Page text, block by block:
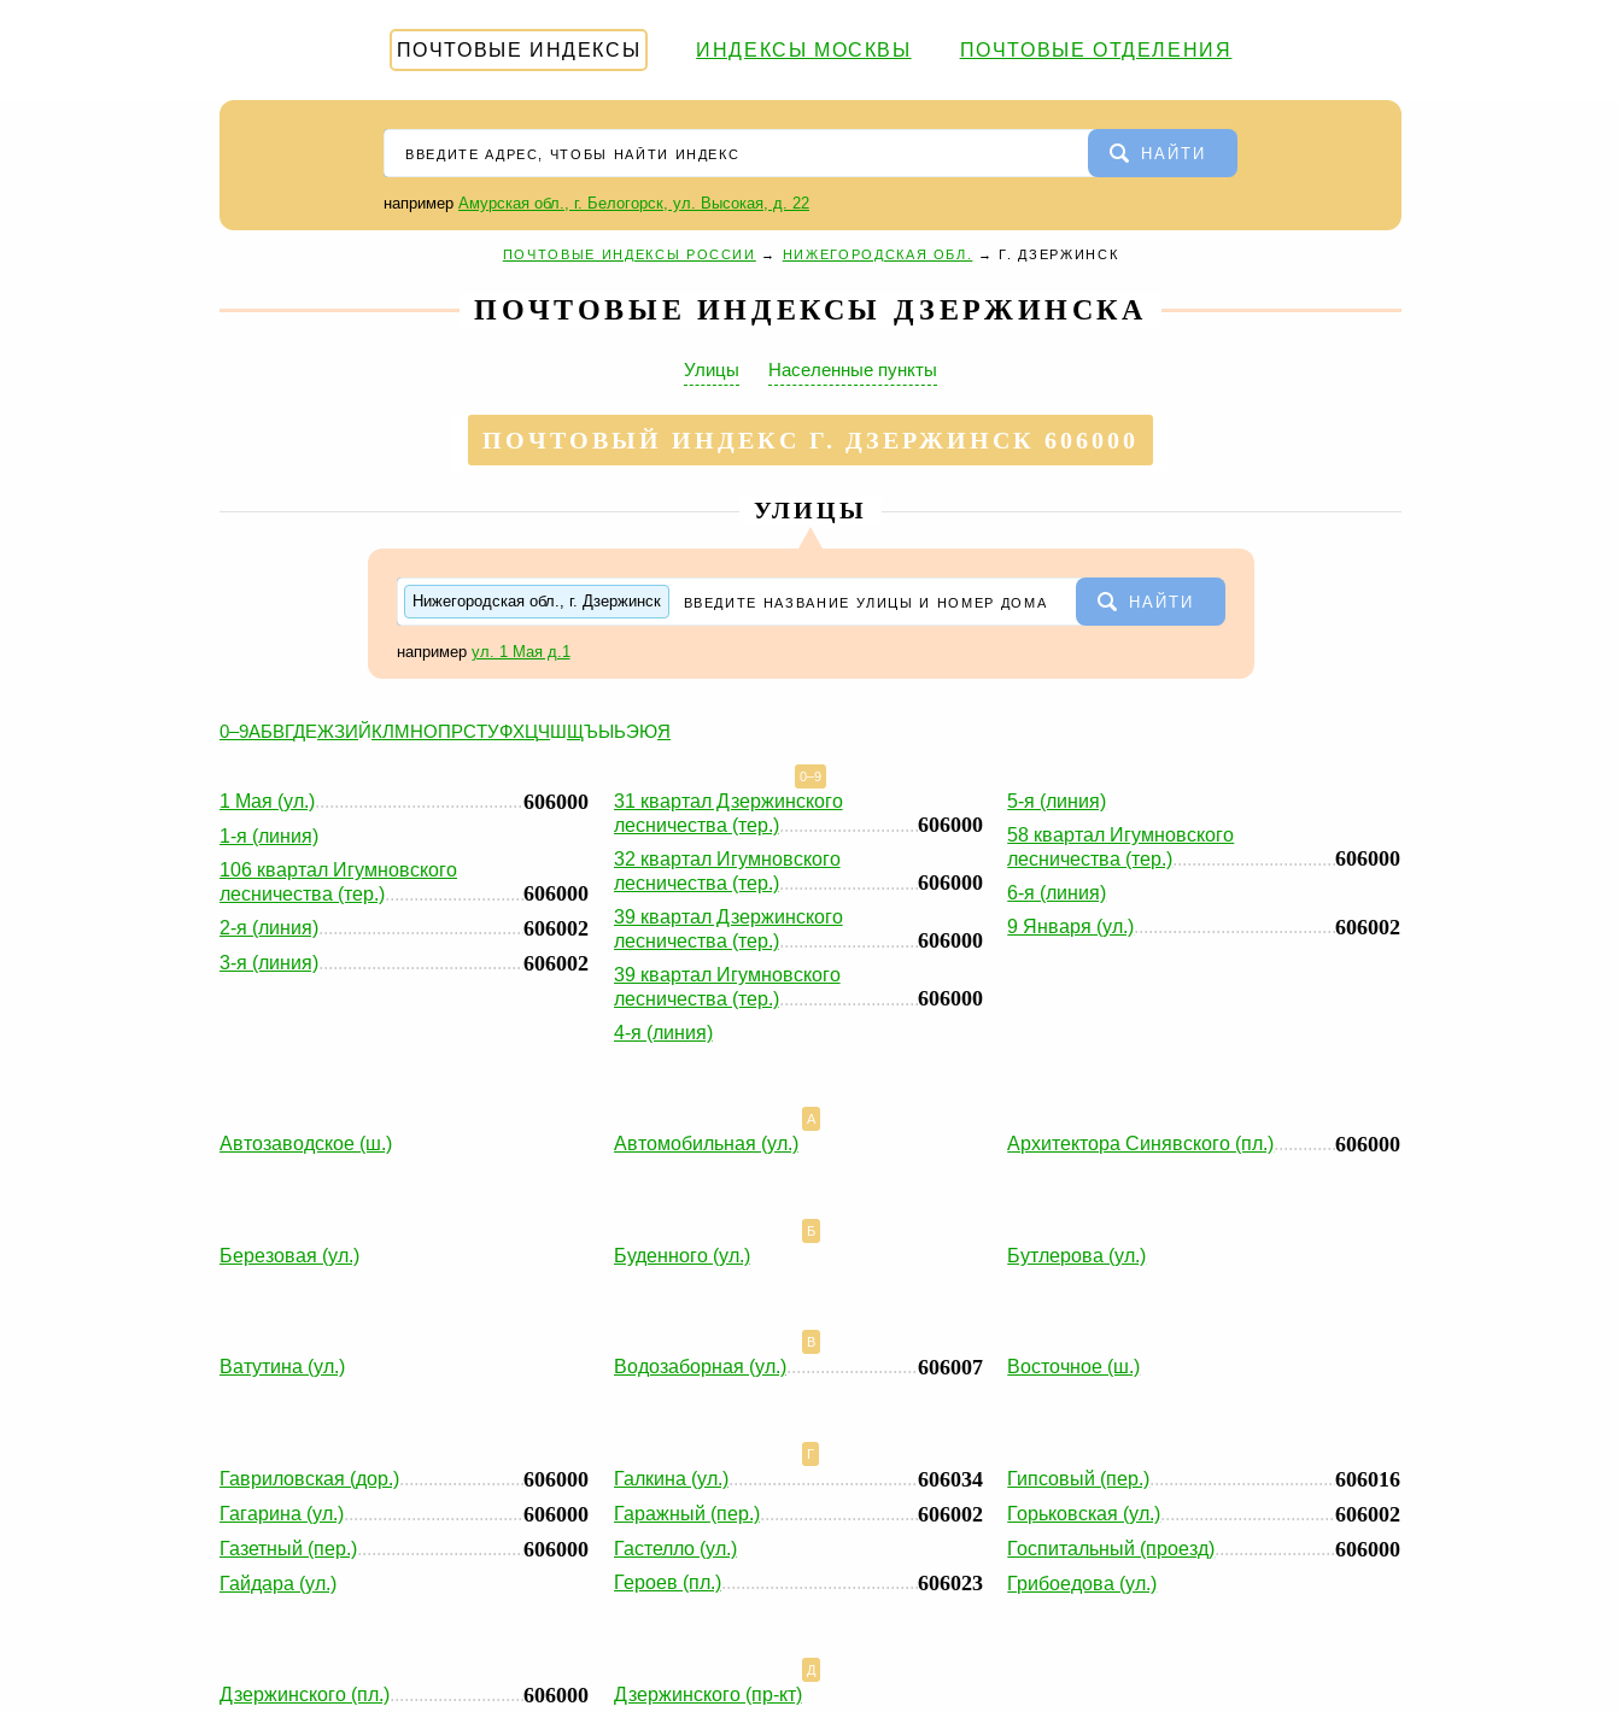
ПОЧТОВЫЕ ИНДЕКСЫ ИНДЕКСЫ МОСКВЫ ПОЧТОВЫЕ ОТДЕЛЕНИЯ
НАЙТИ
например Амурская обл., г. Белогорск, ул. Высокая, д. 22
ПОЧТОВЫЕ ИНДЕКСЫ РОССИИ → НИЖЕГОРОДСКАЯ ОБЛ. →Г. ДЗЕРЖИНСК
ПОЧТОВЫЕ ИНДЕКСЫ ДЗЕРЖИНСКА
Улицы Населенные пункты
ПОЧТОВЫЙ ИНДЕКС Г. ДЗЕРЖИНСК 606000
УЛИЦЫ
Нижегородская обл., г. Дзержинск НАЙТИ
например ул. 1 Мая д.1
0–9АБВГДЕЖЗИЙКЛМНОПРСТУФХЦЧШЩЪЫЬЭЮЯ
0–9
1 Мая (ул.) 606000
1-я (линия)
106 квартал Игумновского
лесничества (тер.)
606000
2-я (линия) 606002
3-я (линия) 606002
31 квартал Дзержинского
лесничества (тер.)
606000
32 квартал Игумновского
лесничества (тер.)
606000
39 квартал Дзержинского
лесничества (тер.)
606000
39 квартал Игумновского
лесничества (тер.)
606000
4-я (линия)
5-я (линия)
58 квартал Игумновского
лесничества (тер.)
606000
6-я (линия)
9 Января (ул.)
606002
А
Автозаводское (ш.) Автомобильная (ул.) Архитектора Синявского (пл.) 606000
Б
Березовая (ул.) Буденного (ул.) Бутлерова (ул.)
В
Ватутина (ул.) Водозаборная (ул.) 606007 Восточное (ш.)
Г
Гавриловская (дор.) 606000
Гагарина (ул.) 606000
Газетный (пер.) 606000
Гайдара (ул.)
Галкина (ул.) 606034
Гаражный (пер.) 606002
Гастелло (ул.)
Героев (пл.)
606023
Гипсовый (пер.) 606016
Горьковская (ул.) 606002
Госпитальный (проезд) 606000
Грибоедова (ул.)
Д
Дзержинского (пл.) 606000 Дзержинского (пр-кт)